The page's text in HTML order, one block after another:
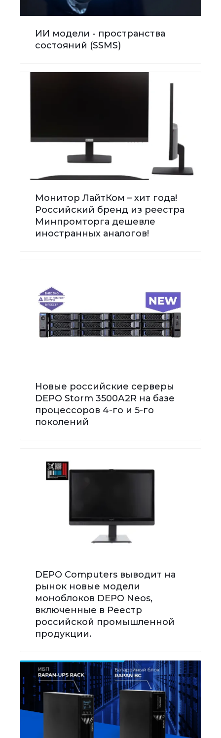
ИИ модели - пространства
состояний (SSMS)
Монитор ЛайтКом – хит года!
Российский бренд из реестра
Минпромторга дешевле
иностранных аналогов!
Новые российские серверы
DEPO Storm 3500А2R на базе
процессоров 4-го и 5-го
поколений
DEPO Computers выводит на
рынок новые модели
моноблоков DEPO Neos,
включенные в Реестр
российской промышленной
продукции.